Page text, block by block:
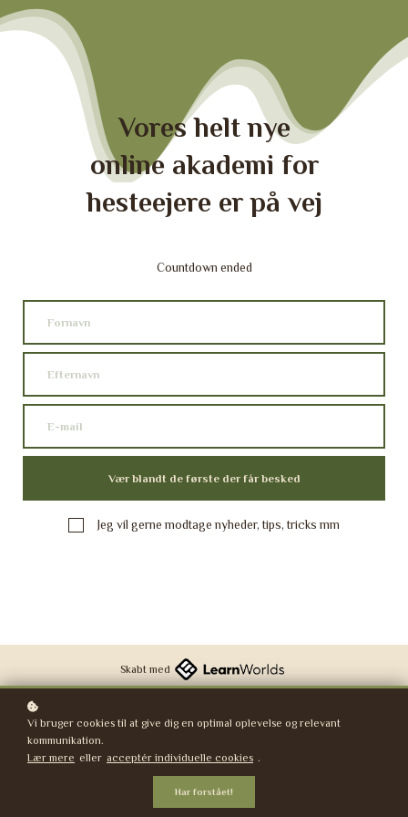
Vores helt nye
online akademi for
hesteejere er på vej
Countdown ended
Vær blandt de første der får besked
Jeg vil gerne modtage nyheder, tips, tricks mm
Skabt med
Vi bruger cookies til at give dig en optimal oplevelse og relevant
kommunikation.
Lær mere eller acceptér individuelle cookies .
Har forstået!